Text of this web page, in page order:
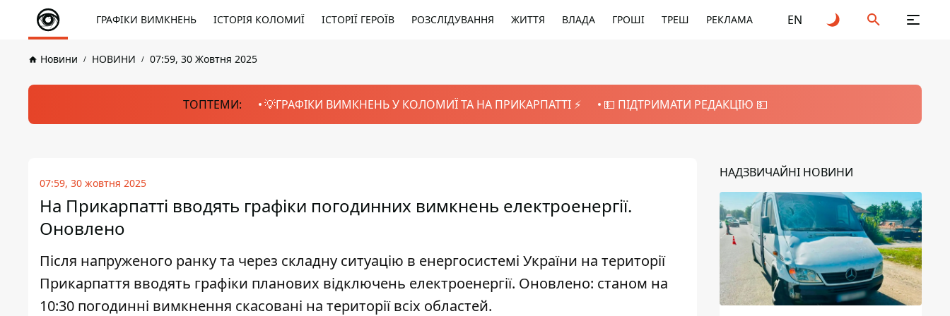
ГРАФІКИ ВИМКНЕНЬ ІСТОРІЯ КОЛОМИЇ ІСТОРІЇ ГЕРОЇВ РОЗСЛІДУВАННЯ ЖИТТЯ ВЛАДА ГРОШІ ТРЕШ РЕКЛАМА EN
Новини НОВИНИ 07:59, 30 Жовтня 2025
ТОПТЕМИ: 💡ГРАФІКИ ВИМКНЕНЬ У КОЛОМИЇ ТА НА ПРИКАРПАТТІ ⚡️ 💵 ПІДТРИМАТИ РЕДАКЦІЮ 💵
07:59, 30 жовтня 2025
На Прикарпатті вводять графіки погодинних вимкнень електроенергії.
Оновлено
Після напруженого ранку та через складну ситуацію в енергосистемі України на території
Прикарпаття вводять графіки планових відключень електроенергії. Оновлено: станом на
10:30 погодинні вимкнення скасовані на території всіх областей.
НАДЗВИЧАЙНІ НОВИНИ